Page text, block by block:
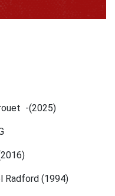
-(2025)
Radford (1994)